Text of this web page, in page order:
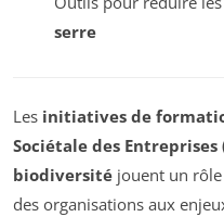
serre
Les initiatives de
Sociétale des Entreprises
biodiversité jouent un
des organisations aux